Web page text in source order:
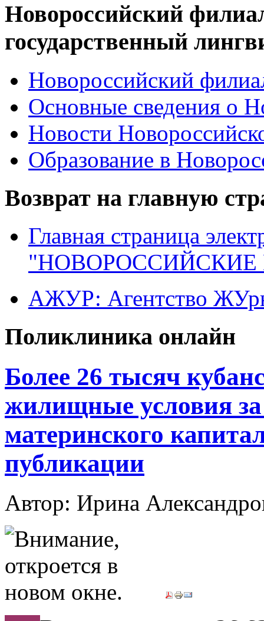
Новороссийский
государственный
Новороссийский
Основные сведения о
Новости
Образование в
Возврат на главную
Главная страница
"НОВОРОССИЙСКИЕ
АЖУР: Агентство
Поликлиника онлайн
Более 26 тысяч
жилищные условия за
материнского
публикации
Автор: Ирина